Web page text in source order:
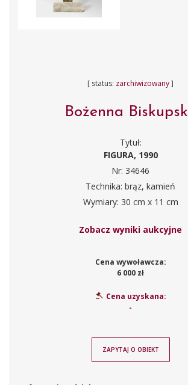
[ status: zarchiwizowany]
Bożenna
Tytuł:
FIGURA, 1990
Nr: 34646
Technika: brąz, kamień
Wymiary: 30 cm x 11 cm
Zobacz wyniki aukcyjne
Cena wywoławcza:
6 000 zł
Cena uzyskana:
-
ZAPYTAJ O OBIEKT